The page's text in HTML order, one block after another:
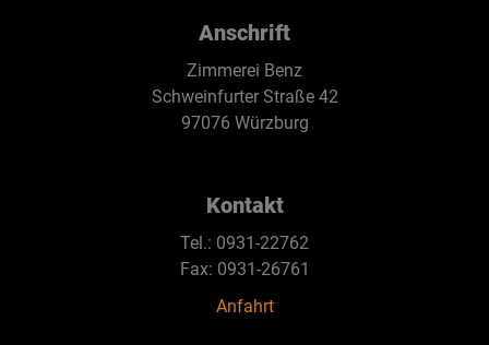
Anschrift
Zimmerei Benz
Schweinfurter Straße 42
97076 Würzburg
Kontakt
Tel.: 0931-22762
Fax: 0931-26761
Anfahrt